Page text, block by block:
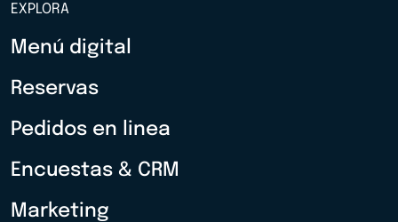
EXPLORA
Menú digital
Reservas
Pedidos en linea
Encuestas & CRM
Marketing